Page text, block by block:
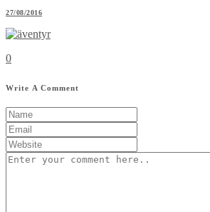
27/08/2016
0
Write A Comment